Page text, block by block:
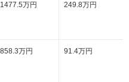
1477.5万円 249.8万円
858.3万円 91.4万円